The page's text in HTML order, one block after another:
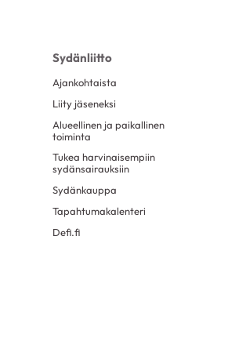
Sydänliitto
Ajankohtaista
Liity jäseneksi
Alueellinen ja paikallinen
toiminta
Tukea harvinaisempiin
sydänsairauksiin
Sydänkauppa
Tapahtumakalenteri
Defi.fi